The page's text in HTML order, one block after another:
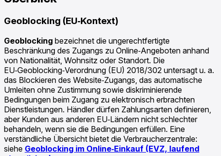
Geoblocking (EU‑Kontext)
Geoblocking bezeichnet die ungerechtfertigte
Beschränkung des Zugangs zu Online‑Angeboten anhand
von Nationalität, Wohnsitz oder Standort. Die
EU‑Geoblocking‑Verordnung (EU) 2018/302 untersagt u. a.
das Blockieren des Website‑Zugangs, das automatische
Umleiten ohne Zustimmung sowie diskriminierende
Bedingungen beim Zugang zu elektronisch erbrachten
Dienstleistungen. Händler dürfen Zahlungsarten definieren,
aber Kunden aus anderen EU‑Ländern nicht schlechter
behandeln, wenn sie die Bedingungen erfüllen. Eine
verständliche Übersicht bietet die Verbraucherzentrale:
siehe Geoblocking im Online‑Einkauf (EVZ, laufend